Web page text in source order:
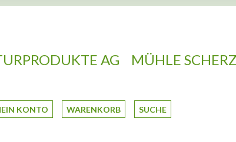
AG MÜHLE
KONTO WARENKORB SUCHE